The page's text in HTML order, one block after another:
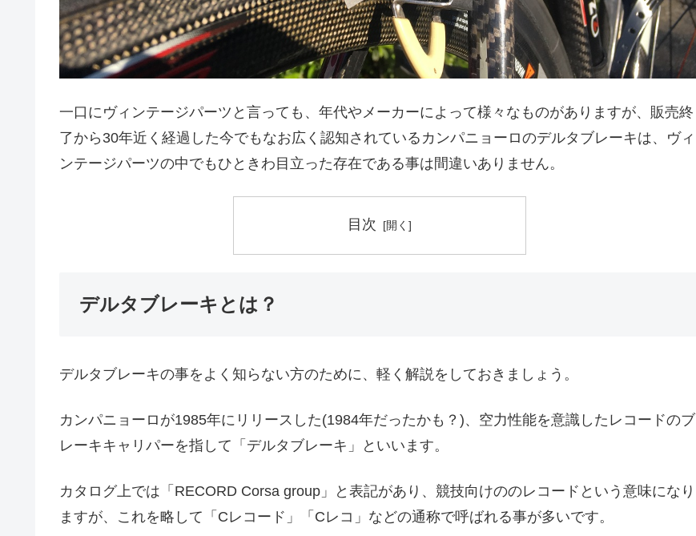
一口にヴィンテージパーツと言っても、年代やメーカーによって様々なものがありますが、販売終
了から30年近く経過した今でもなお広く認知されているカンパニョーロのデルタブレーキは、ヴィ
ンテージパーツの中でもひときわ目立った存在である事は間違いありません。
目次
デルタブレーキとは？
デルタブレーキの事をよく知らない方のために、軽く解説をしておきましょう。
カンパニョーロが1985年にリリースした(1984年だったかも？)、空力性能を意識したレコードのブ
レーキキャリパーを指して「デルタブレーキ」といいます。
カタログ上では「RECORD Corsa group」と表記があり、競技向けののレコードという意味になり
ますが、これを略して「Cレコード」「Cレコ」などの通称で呼ばれる事が多いです。